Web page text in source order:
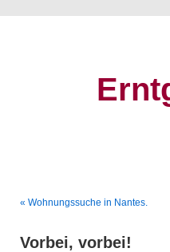
« Wohnungssuche in Nantes.
Vorbei, vorbei!